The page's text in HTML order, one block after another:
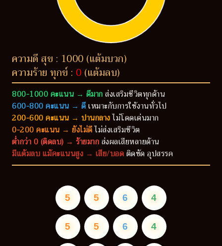
ความดี สุข : 1000 (แต้มบวก)
ความร้าย ทุกข์ : 0 (แต้มลบ)
800-1000 คะแนน → ดีมากส่งเสริมชีวิตทุกด้าน
600-800 คะแนน → ดีเหมาะกับการใช้งานทั่วไป
200-600 คะแนน → ปานกลางไม่โดดเด่นมาก
0-200 คะแนน → ยังไม่ดีไม่ส่งเสริมชีวิต
ต่ำกว่า 0 (ติดลบ) → ร้ายมากส่งผลเสียหลายด้าน
มีแต้มลบ แม้คะแนนสูง → เสีย/บอดติดขัด อุปสรรค
5 5 6 4
5 5 6 4